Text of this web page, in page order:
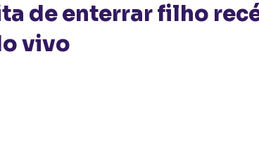
de enterrar filho
vivo